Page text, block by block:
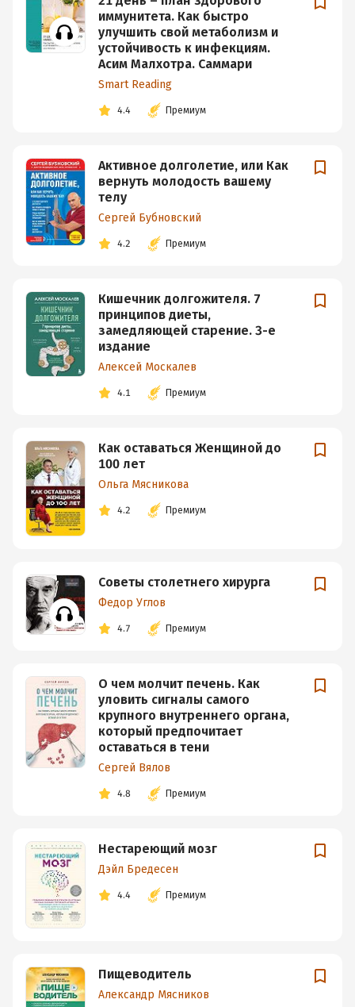
иммунитета. Как быстро
улучшить свой метаболизм и
устойчивость к инфекциям.
Асим Малхотра. Саммари
Smart Reading
4.4 Премиум
Активное долголетие, или Как
вернуть молодость вашему
телу
Сергей Бубновский
4.2 Премиум
Кишечник долгожителя. 7
принципов диеты,
замедляющей старение. 3-е
издание
Алексей Москалев
4.1 Премиум
Как оставаться Женщиной до
100 лет
Ольга Мясникова
4.2 Премиум
Советы столетнего хирурга
Федор Углов
4.7 Премиум
О чем молчит печень. Как
уловить сигналы самого
крупного внутреннего органа,
который предпочитает
оставаться в тени
Сергей Вялов
4.8 Премиум
Нестареющий мозг
Дэйл Бредесен
4.4 Премиум
Пищеводитель
Александр Мясников